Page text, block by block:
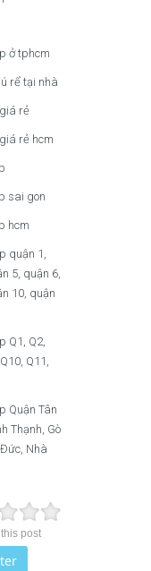
ở tphcm
rể tại nhà
rẻ
rẻ hcm
sai gon
hcm
quận 1,
5, quận 6,
10, quận
Q1, Q2,
Q11,
Quận Tân
Thạnh, Gò
Nhà
post